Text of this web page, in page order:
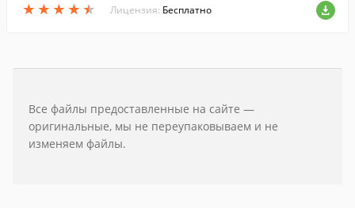
★ ★ ★ ★ ★
★ ★ ★ ★ ★ Лицензия: Бесплатно
Все файлы предоставленные на сайте —
оригинальные, мы не переупаковываем и не
изменяем файлы.